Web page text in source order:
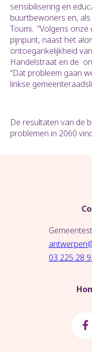
sensibilisering en
buurtbewoners en,
Toumi. “Volgens
pijnpunt, naast het
ontoegankelijkheid
Handelstraat en de
“Dat probleem gaan
linkse
De resultaten van de
problemen in 2060
03 225 28